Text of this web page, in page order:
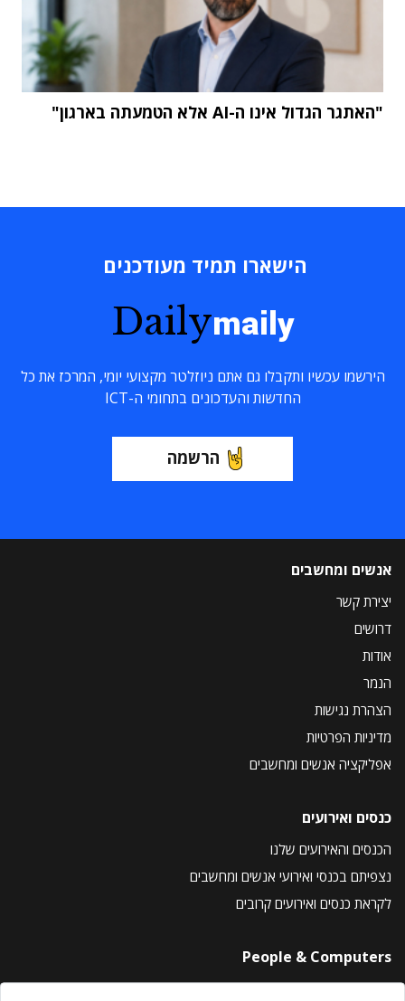
"האתגר הגדול אינו ה-AI אלא הטמעתה בארגון"
הישארו תמיד מעודכנים
Dailymaily
הירשמו עכשיו ותקבלו גם אתם ניוזלטר מקצועי יומי, המרכז את כל
החדשות והעדכונים בתחומי ה-ICT
הרשמה
אנשים ומחשבים
יצירת קשר
דרושים
אודות
הנמר
הצהרת נגישות
מדיניות הפרטיות
אפליקציה אנשים ומחשבים
כנסים ואירועים
הכנסים והאירועים שלנו
נצפיתם בכנסי ואירועי אנשים ומחשבים
לקראת כנסים ואירועים קרובים
People & Computers
About Us